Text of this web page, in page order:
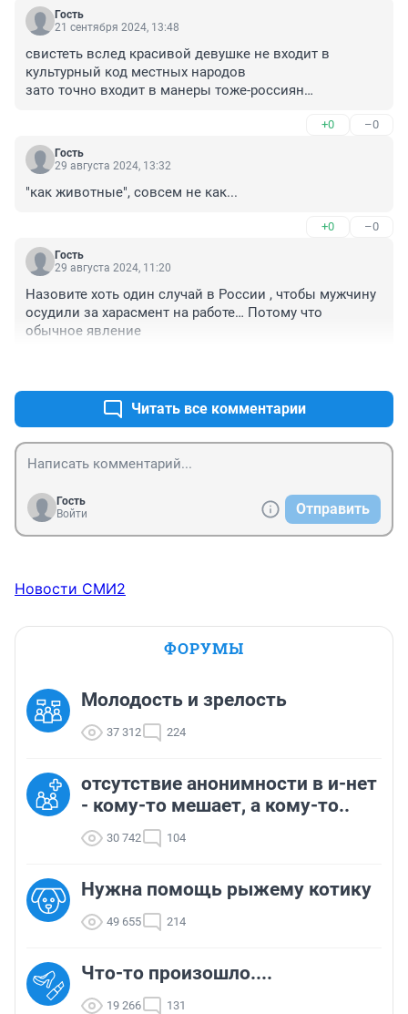
Гость
21 сентября 2024, 13:48
свистеть вслед красивой девушке не входит в
культурный код местных народов
зато точно входит в манеры тоже-россиян
+0 –0
Гость
29 августа 2024, 13:32
"как животные", совсем не как...
+0 –0
Гость
29 августа 2024, 11:20
Назовите хоть один случай в России , чтобы мужчину
осудили за харасмент на работе… Потому что
обычное явление
Читать все комментарии
Гость
Войти
Отправить
Новости СМИ2
ФОРУМЫ
Молодость и зрелость
37 312 224
отсутствие анонимности в и-нет
- кому-то мешает, а кому-то..
30 742 104
Нужна помощь рыжему котику
49 655 214
Что-то произошло....
19 266 131